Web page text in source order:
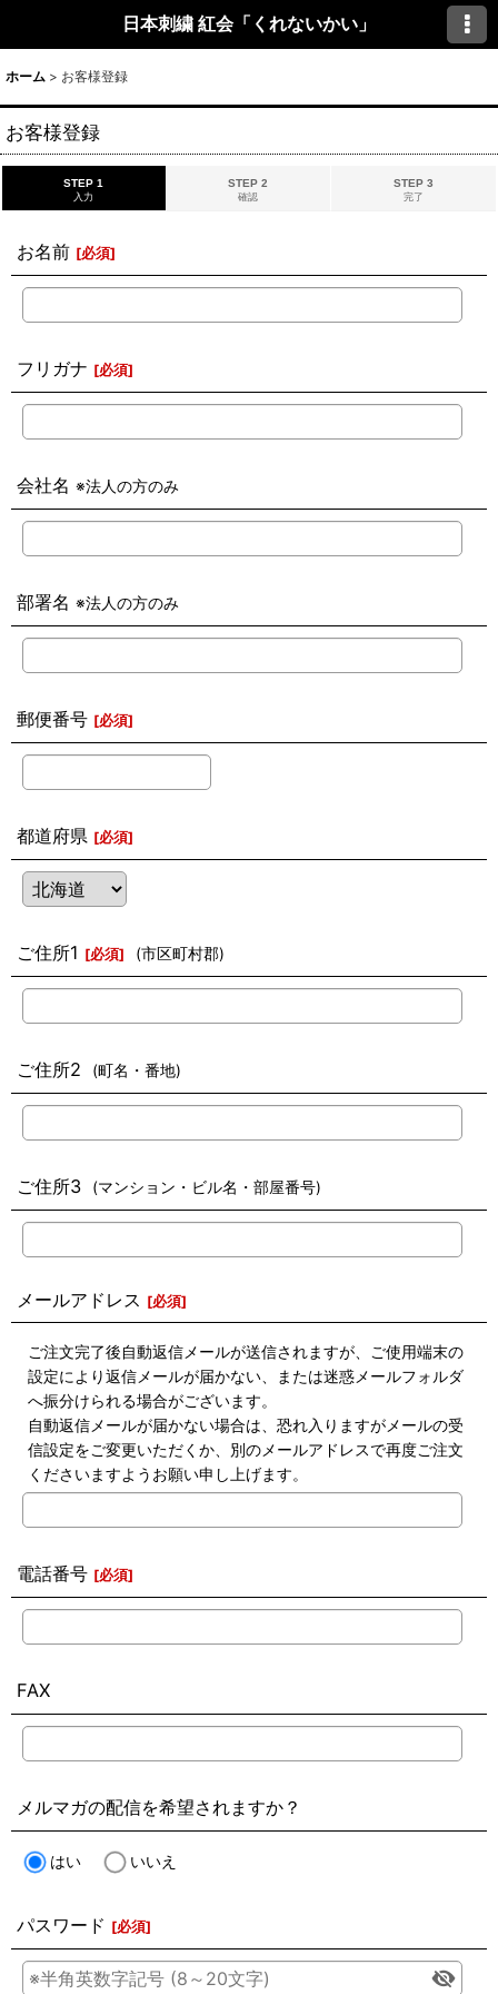
日本刺繍 紅会「くれないかい」
ホーム > お客様登録
お客様登録
STEP 1
入力
STEP 2
確認
STEP 3
完了
お名前 [必須]
フリガナ [必須]
会社名 ※法人の方のみ
部署名 ※法人の方のみ
郵便番号 [必須]
都道府県 [必須]
ご住所1 [必須] (市区町村郡)
ご住所2 (町名・番地)
ご住所3 (マンション・ビル名・部屋番号)
メールアドレス [必須]
ご注文完了後自動返信メールが送信されますが、ご使用端末の
設定により返信メールが届かない、または迷惑メールフォルダ
へ振分けられる場合がございます。
自動返信メールが届かない場合は、恐れ入りますがメールの受
信設定をご変更いただくか、別のメールアドレスで再度ご注文
くださいますようお願い申し上げます。
電話番号 [必須]
FAX
メルマガの配信を希望されますか？
はい いいえ
パスワード [必須]